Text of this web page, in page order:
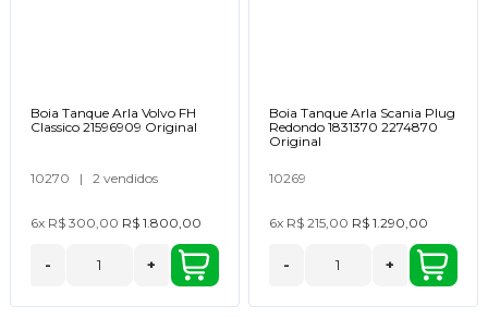
Boia Tanque Arla Volvo FH
Classico 21596909 Original
10270 | 2 vendidos
6x R$ 300,00 R$ 1.800,00
- +
Boia Tanque Arla Scania Plug
Redondo 1831370 2274870
Original
10269
6x R$ 215,00 R$ 1.290,00
- +